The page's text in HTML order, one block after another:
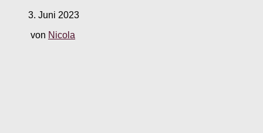
3. Juni 2023
von Nicola